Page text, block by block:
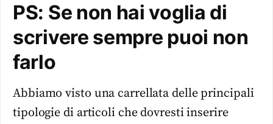
PS: Se non hai voglia di
scrivere sempre puoi non
farlo
Abbiamo visto una carrellata delle principali
tipologie di articoli che dovresti inserire